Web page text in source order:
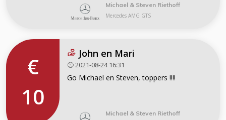
Michael & Steven Riethoff
Mercedes AMG GTS
€
10
John en Mari
2021-08-24 16:31
Go Michael en Steven, toppers !!!!
Michael & Steven Riethoff